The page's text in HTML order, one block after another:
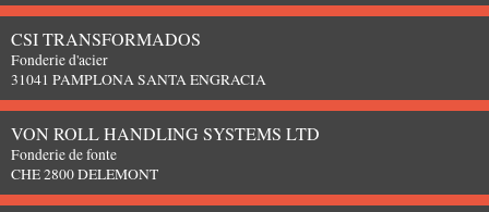
CSI TRANSFORMADOS
Fonderie d'acier
31041 PAMPLONA SANTA ENGRACIA
VON ROLL HANDLING SYSTEMS LTD
Fonderie de fonte
CHE 2800 DELEMONT